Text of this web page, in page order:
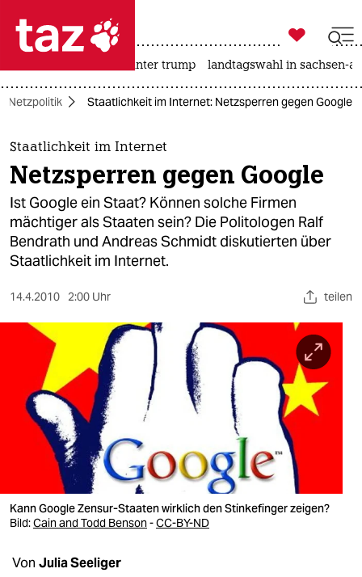
 taz zahl ich
taz zahl ich
themen
politik
öko
gesellschaft
kultur
sport
berlin
nord
wahrheit
verlag
shop

taz zahl ich
usa unter trump landtagswahl in sachsen-
Netzpolitik Staatlichkeit im Internet: Netzsperren gegen Google
Staatlichkeit im Internet
Netzsperren gegen Google
Ist Google ein Staat? Können solche Firmen
mächtiger als Staaten sein? Die Politologen Ralf
Bendrath und Andreas Schmidt diskutierten über
Staatlichkeit im Internet.
14.4.2010 2:00 Uhr teilen
Kann Google Zensur-Staaten wirklich den Stinkefinger zeigen?
Bild:Cain and Todd Benson-CC-BY-ND
Von Julia Seeliger